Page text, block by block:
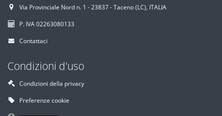
Via Provinciale Nord n. 1 - 23837 - Taceno (LC), ITALIA
P. IVA 02263080133
Contattaci
Condizioni d'uso
Condizioni della privacy
Preferenze cookie